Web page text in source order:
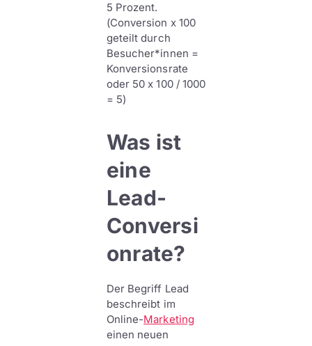
5 Prozent.
(Conversion x 100
geteilt durch
Besucher*innen =
Konversionsrate
oder 50 x 100 / 1000
= 5)
Was ist
eine
Lead-
Conversi
onrate?
Der Begriff Lead
beschreibt im
Online-Marketing
einen neuen